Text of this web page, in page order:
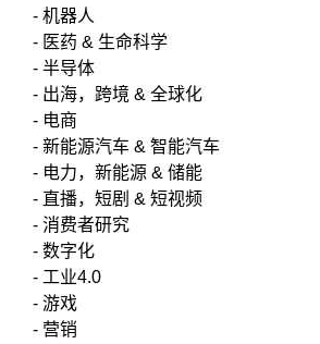
器人
药 & 生命科学
导体
海，跨境 & 全球化
商
能源汽车 & 智能汽车
力，新能源 & 储能
播，短剧 & 短视频
费者研究
字化
业4.0
戏
销